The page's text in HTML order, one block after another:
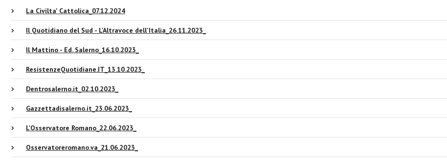
La Civilta' Cattolica_07.12.2024
Il Quotidiano del Sud - L'Altravoce dell'Italia_26.11.2023_
Il Mattino - Ed. Salerno_16.10.2023_
ResistenzeQuotidiane.IT_13.10.2023_
Dentrosalerno.it_02.10.2023_
Gazzettadisalerno.it_23.06.2023_
L'Osservatore Romano_22.06.2023_
Osservatoreromano.va_21.06.2023_